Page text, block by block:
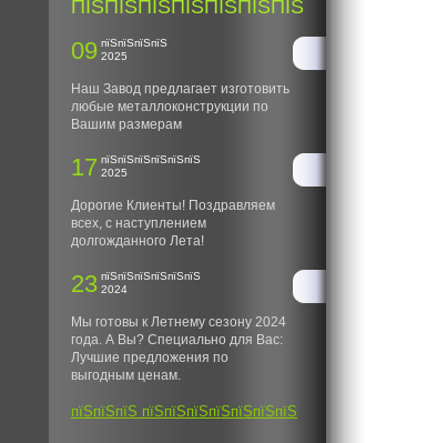
ПЇЅПЇЅПЇЅПЇЅПЇЅПЇЅПЇЅ
09 пїЅпїЅпїЅпїЅ
2025
Наш Завод предлагает изготовить
любые металлоконструкции по
Вашим размерам
17 пїЅпїЅпїЅпїЅпїЅпїЅ
2025
Дорогие Клиенты! Поздравляем
всех, с наступлением
долгожданного Лета!
23 пїЅпїЅпїЅпїЅпїЅпїЅ
2024
Мы готовы к Летнему сезону 2024
года. А Вы? Специально для Вас:
Лучшие предложения по
выгодным ценам.
пїЅпїЅпїЅ пїЅпїЅпїЅпїЅпїЅпїЅпїЅ